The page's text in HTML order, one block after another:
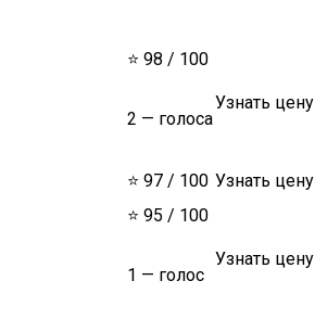
⭐ 98 / 100
2 — голоса
Узнать цену
⭐ 97 / 100 Узнать цену
⭐ 95 / 100
1 — голос
Узнать цену